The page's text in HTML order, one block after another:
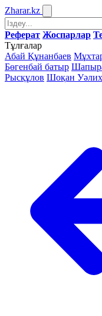
Zharar.kz
Реферат Жоспарлар
Тұлғалар
Абай Құнанбаев
Бөгенбай батыр
Рысқұлов Шоқан